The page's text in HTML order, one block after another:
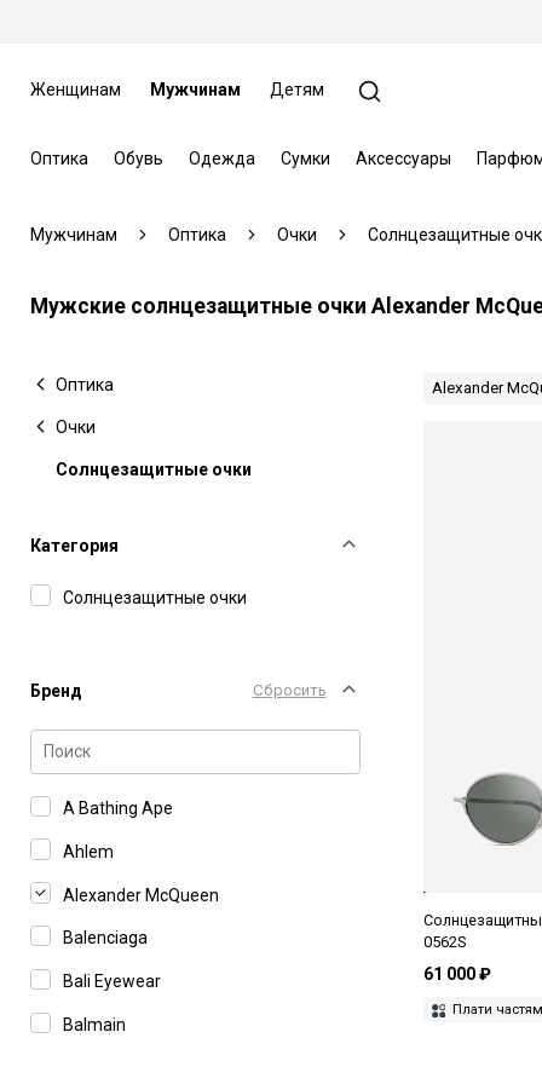
Женщинам Мужчинам Детям
Оптика Обувь Одежда Сумки Аксессуары
Мужчинам Оптика Очки Солнцезащитные
Мужские солнцезащитные очки Alexander
Оптика
Очки
Солнцезащитные очки
Категория
Солнцезащитные очки
Бренд Сбросить
A Bathing Ape
Ahlem
Alexander McQueen
Balenciaga
Bali Eyewear
Balmain
Alexander
0562S
61 000 ₽
Плати